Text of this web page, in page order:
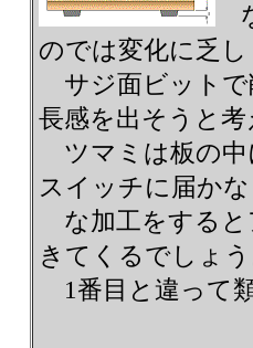
のでは変化に乏
サジ面ビットで
長感を出そうと考
ツマミは板の中
スイッチに届か
な加工をすると
きてくるでしょう
1番目と違って